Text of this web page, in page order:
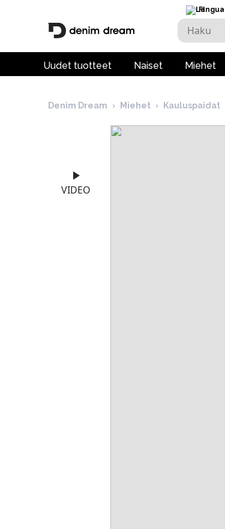
FI
Uudet tuotteet Naiset Miehet
Denim Dream › Miehet › Kauluspaidat
VIDEO